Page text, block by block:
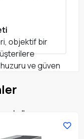
objektif bir
ve güven
kullanım